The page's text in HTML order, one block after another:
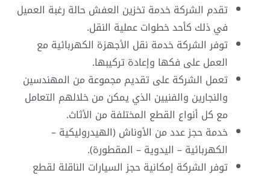
تقدم الشركة خدمة تخزين العفش حالة رغبة العميل
في ذلك كأحد خطوات عملية النقل.
توفر الشركة خدمة نقل الأجهزة الكهربائية مع
العمل على فكها وإعادة تركيبها.
تعمل الشركة على تقديم مجموعة من المهندسين
والنجارين والفنيين الذي يمكن من خلالهم التعامل
مع كل أنواع القطع المختلفة من الأثاث.
خدمة حجز عدد من الأوناش (الهيدروليكية –
الكهربائية – اليدوية – المقطورة).
توفر الشركة إمكانية حجز السيارات الناقلة لقطع